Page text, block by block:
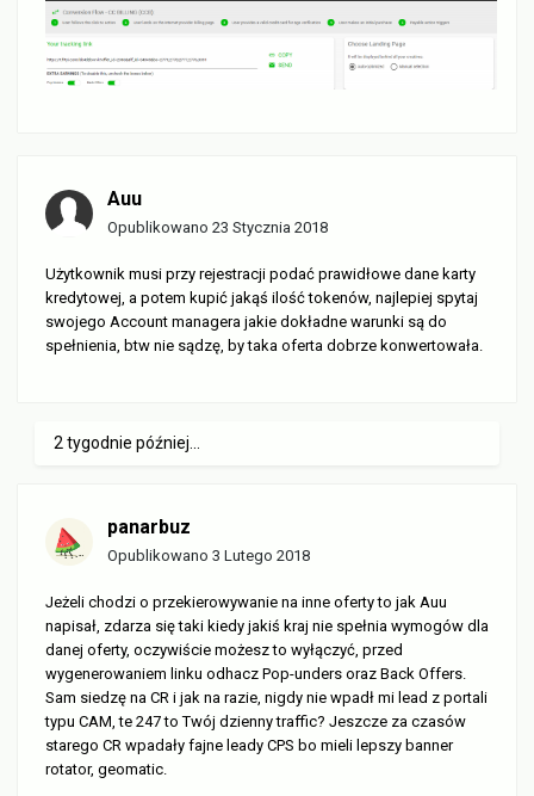
Auu
Opublikowano 23 Stycznia 2018
Użytkownik musi przy rejestracji podać prawidłowe dane karty
kredytowej, a potem kupić jakąś ilość tokenów, najlepiej spytaj
swojego Account managera jakie dokładne warunki są do
spełnienia, btw nie sądzę, by taka oferta dobrze konwertowała.
2 tygodnie później...
panarbuz
Opublikowano 3 Lutego 2018
Jeżeli chodzi o przekierowywanie na inne oferty to jak Auu
napisał, zdarza się taki kiedy jakiś kraj nie spełnia wymogów dla
danej oferty, oczywiście możesz to wyłączyć, przed
wygenerowaniem linku odhacz Pop-unders oraz Back Offers.
Sam siedzę na CR i jak na razie, nigdy nie wpadł mi lead z portali
typu CAM, te 247 to Twój dzienny traffic? Jeszcze za czasów
starego CR wpadały fajne leady CPS bo mieli lepszy banner
rotator, geomatic.